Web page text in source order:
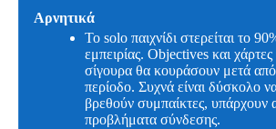
Αρνητικά
To solo παιχνίδι στερείται το
εμπειρίας. Objectives και
σίγουρα θα κουράσουν μετά
περίοδο. Συχνά είναι δύσκολο
βρεθούν συμπαίκτες, υπάρχουν
προβλήματα σύνδεσης.